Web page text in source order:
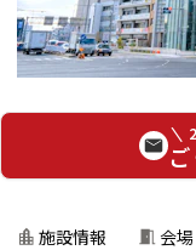
施設情報 会場